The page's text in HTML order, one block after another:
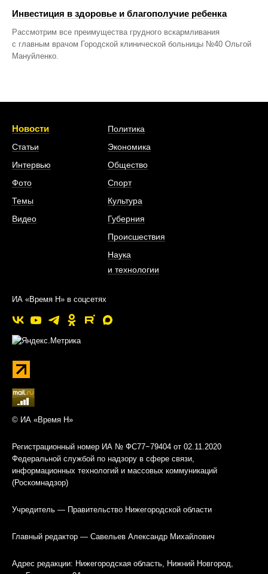
Инвестиция в здоровье и благополучие ребенка
Рассмотрим все преимущества грудного вскармливания
с главным врачом Городской клинической больницы №40 Ольгой
Мануйленко.
Новости
Статьи
Интервью
Фото
Темы
Видео
Политика
Экономика
Общество
Спорт
Культура
Губерния
Происшествия
Наука
и технологии
ИА «Время Н» в соцсетях
© ИА «Время Н»
Регистрационный номер ИА № ФС77−79404 от 02.11.2020
Федеральной службой по надзору в сфере связи,
информационных технологий и массовых коммуникаций
(Роскомнадзор)
Учредитель — Правительство Нижегородской области
Главный редактор — Савельев Александр Михайлович
Адрес редакции: Нижегородская область, Нижний Новгород,